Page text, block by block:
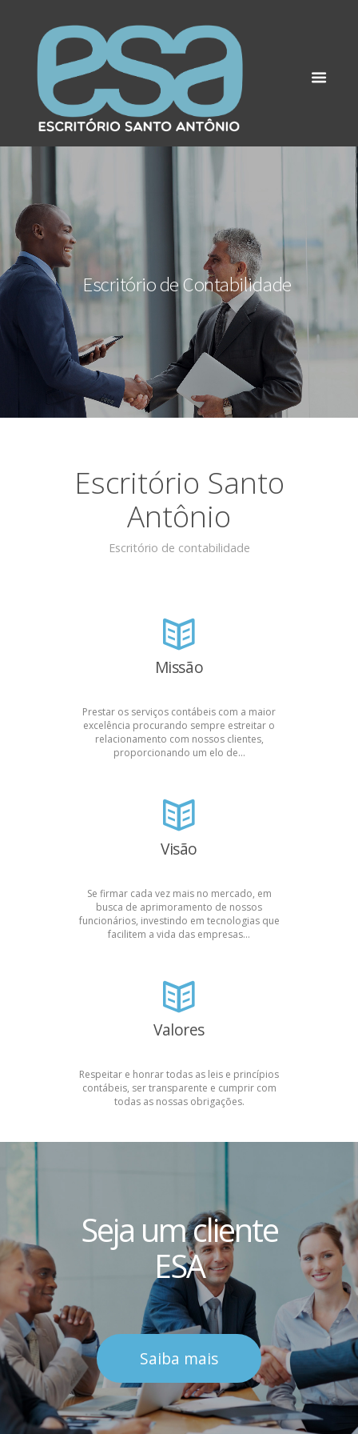
Escritório de Contabilidade
Escritório Santo
Antônio
Escritório de contabilidade
Missão
Prestar os serviços contábeis com a maior
excelência procurando sempre estreitar o
relacionamento com nossos clientes,
proporcionando um elo de...
Visão
Se firmar cada vez mais no mercado, em
busca de aprimoramento de nossos
funcionários, investindo em tecnologias que
facilitem a vida das empresas...
Valores
Respeitar e honrar todas as leis e princípios
contábeis, ser transparente e cumprir com
todas as nossas obrigações.
Seja um cliente
ESA
Saiba mais